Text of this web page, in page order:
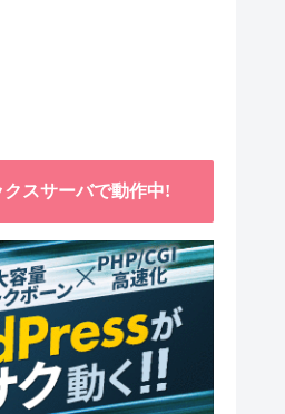
スサーバで動作中!